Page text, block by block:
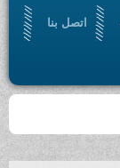
اتصل بنا